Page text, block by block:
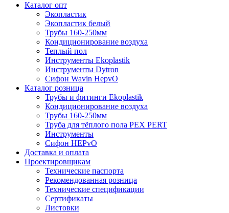
Каталог опт
Экопластик
Экопластик белый
Трубы 160-250мм
Кондиционирование воздуха
Теплый пол
Инструменты Ekoplastik
Инструменты Dytron
Сифон Wavin HepvO
Каталог розница
Трубы и фитинги Ekoplastik
Кондиционирование воздуха
Трубы 160-250мм
Труба для тёплого пола PEX PERT
Инструменты
Сифон HEPvO
Доставка и оплата
Проектировщикам
Технические паспорта
Рекомендованная розница
Технические спецификации
Сертификаты
Листовки